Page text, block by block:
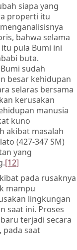
siapa yang
properti itu
bahwa selama
pula Bumi ini
buta.
sudah
besar kehidupan
selaras bersama
kerusakan
manusia
kuno
akibat masalah
(427-347 SM)
yang
[12]
pada rusaknya
mampu
lingkungan
saat ini. Proses
terjadi secara
pada saat